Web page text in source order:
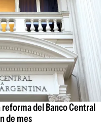
del Banco Central
de mes